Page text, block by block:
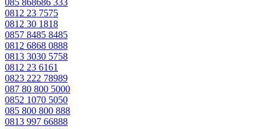
0812 23 7575
0812 30 1818
0857 8485 8485
0812 6868 0888
0813 3030 5758
0812 23 6161
0823 222 78989
087 80 800 5000
0852 1070 5050
085 800 800 888
0813 997 66888